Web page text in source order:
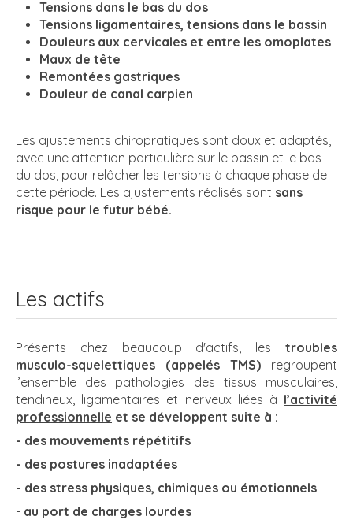
Tensions dans le bas du dos
Tensions ligamentaires, tensions dans le bassin
Douleurs aux cervicales et entre les omoplates
Maux de tête
Remontées gastriques
Douleur de canal carpien
Les ajustements chiropratiques sont doux et adaptés,
avec une attention particulière sur le bassin et le bas
du dos, pour relâcher les tensions à chaque phase de
cette période. Les ajustements réalisés sont sans
risque pour le futur bébé.
Les actifs
Présents chez beaucoup d'actifs, les troubles
musculo-squelettiques (appelés TMS) regroupent
l’ensemble des pathologies des tissus musculaires,
tendineux, ligamentaires et nerveux liées à l’activité
professionnelle et se développent suite à :
- des mouvements répétitifs
- des postures inadaptées
- des stress physiques, chimiques ou émotionnels
- au port de charges lourdes